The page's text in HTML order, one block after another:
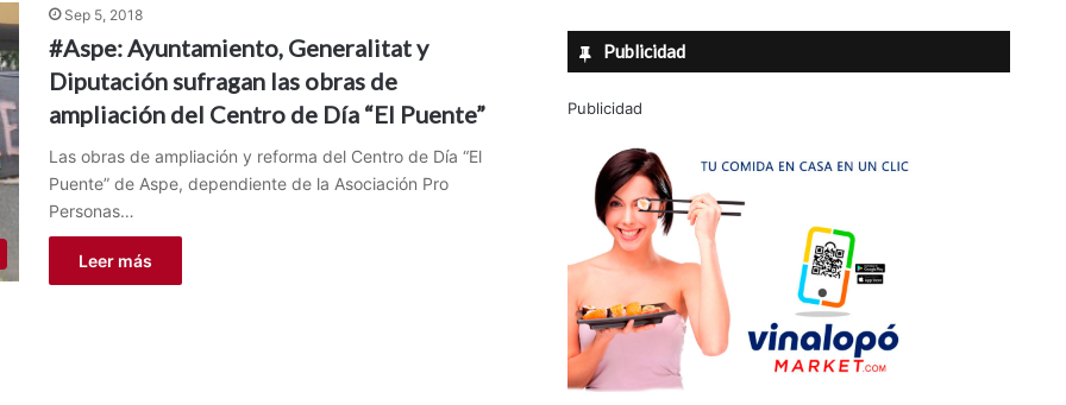
Sep 5, 2018
#Aspe: Ayuntamiento, Generalitat y
Diputación sufragan las obras de
ampliación del Centro de Día “El Puente”
Las obras de ampliación y reforma del Centro de Día “El
Puente” de Aspe, dependiente de la Asociación Pro
Personas…
Leer más
Publicidad
Publicidad